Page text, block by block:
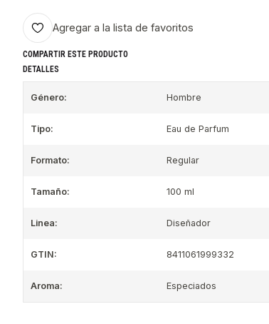
Agregar a la lista de favoritos
COMPARTIR ESTE PRODUCTO
DETALLES
Género: Hombre
Tipo: Eau de Parfum
Formato: Regular
Tamaño: 100 ml
Linea: Diseñador
GTIN: 8411061999332
Aroma: Especiados